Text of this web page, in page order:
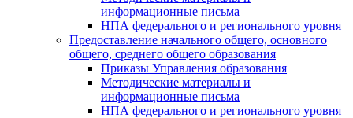
информационные письма
НПА федерального и регионального уровня
Предоставление начального общего, основного
общего, среднего общего образования
Приказы Управления образования
Методические материалы и
информационные письма
НПА федерального и регионального уровня